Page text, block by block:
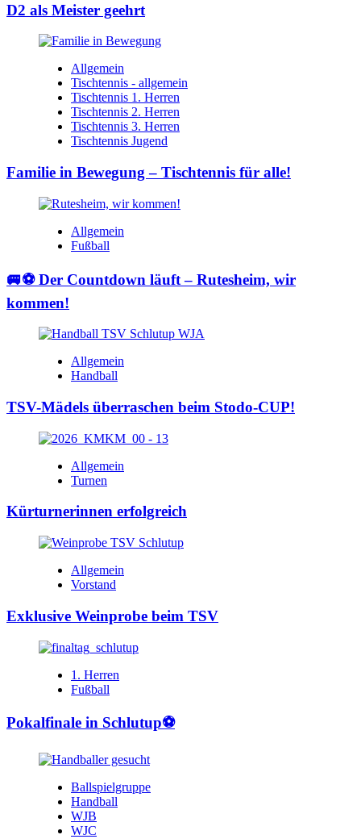
D2 als Meister geehrt
Allgemein
Tischtennis - allgemein
Tischtennis 1. Herren
Tischtennis 2. Herren
Tischtennis 3. Herren
Tischtennis Jugend
Familie in Bewegung – Tischtennis für alle!
Allgemein
Fußball
🚐⚽ Der Countdown läuft – Rutesheim, wir
kommen!
Allgemein
Handball
TSV-Mädels überraschen beim Stodo-CUP!
Allgemein
Turnen
Kürturnerinnen erfolgreich
Allgemein
Vorstand
Exklusive Weinprobe beim TSV
1. Herren
Fußball
Pokalfinale in Schlutup⚽️
Ballspielgruppe
Handball
WJB
WJC